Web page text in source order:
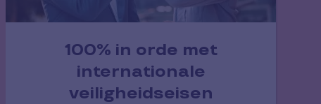
100% in orde met
internationale
veiligheidseisen